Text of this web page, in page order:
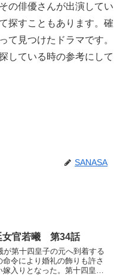
の俳優さんが出演してい
探すこともあります。確
て見つけたドラマです。
している時の参考にして
SANASA
女官若曦 第34話
が第十四皇子の元へ到着する
命令により婚礼の飾りも許さ
嫁入りとなった。第十四皇子